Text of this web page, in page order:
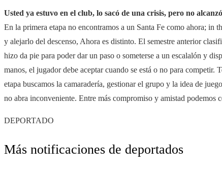
Usted ya estuvo en el club, lo sacó de una crisis, pero no
En la primera etapa no encontramos a un Santa Fe como ahora; in
y alejarlo del descenso, Ahora es distinto. El semestre anterior
hizo da pie para poder dar un paso o someterse a un escalalón y
manos, el jugador debe aceptar cuando se está o no para competir.
etapa buscamos la camaradería, gestionar el grupo y la idea de
no abra inconveniente. Entre más compromiso y amistad podemos
DEPORTADO
Más notificaciones de deportados